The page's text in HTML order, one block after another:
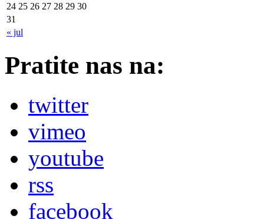
« jul
24 25 26 27 28 29 30
31
Pratite nas na:
twitter
vimeo
youtube
rss
facebook